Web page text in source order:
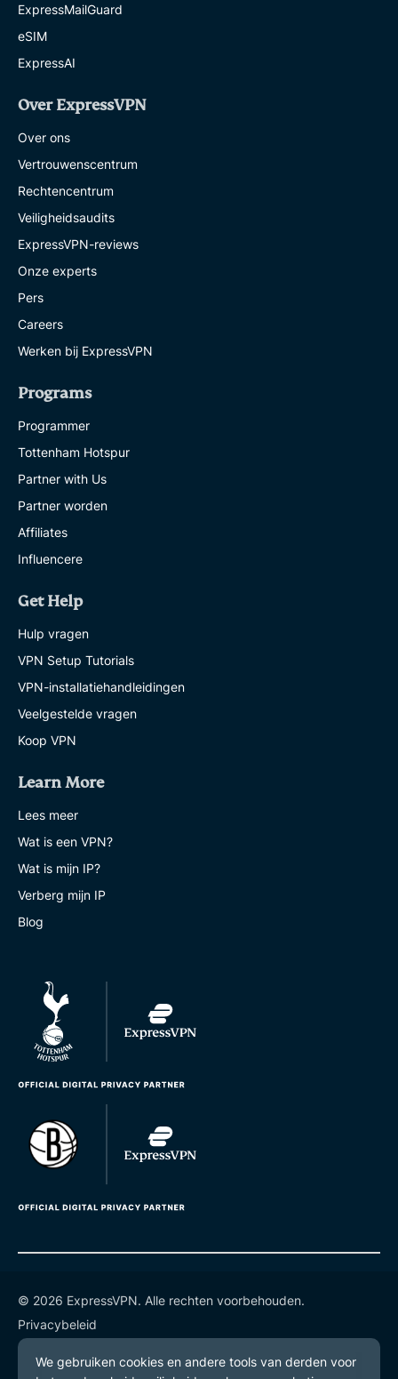
ExpressMailGuard
eSIM
ExpressAI
Over ExpressVPN
Over ons
Vertrouwenscentrum
Rechtencentrum
Veiligheidsaudits
ExpressVPN-reviews
Onze experts
Pers
Careers
Werken bij ExpressVPN
Programs
Programmer
Tottenham Hotspur
Partner with Us
Partner worden
Affiliates
Influencere
Get Help
Hulp vragen
VPN Setup Tutorials
VPN-installatiehandleidingen
Veelgestelde vragen
Koop VPN
Learn More
Lees meer
Wat is een VPN?
Wat is mijn IP?
Verberg mijn IP
Blog
© 2026 ExpressVPN. Alle rechten voorbehouden.
Privacybeleid
Gebruiksvoorwaarden
Cookievoorkeuren